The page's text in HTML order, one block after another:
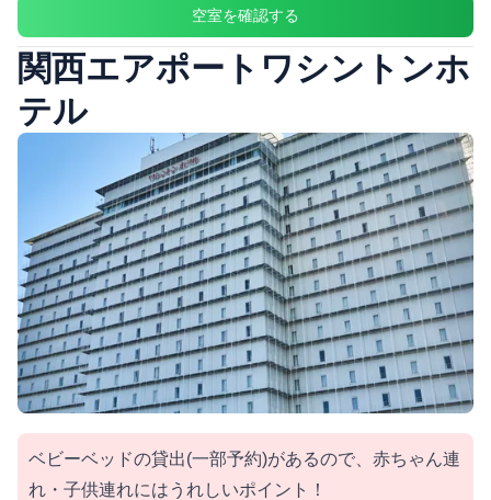
空室を確認する
関西エアポートワシントンホ
テル
ベビーベッドの貸出(一部予約)があるので、赤ちゃん連
れ・子供連れにはうれしいポイント！